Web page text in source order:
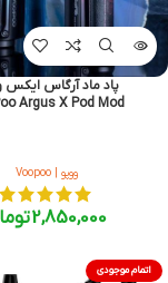
پاد ماد آرگاس ایکس
Argus X Pod Mod
ووپو | Voopoo
2,850,000
اتمام موجودی